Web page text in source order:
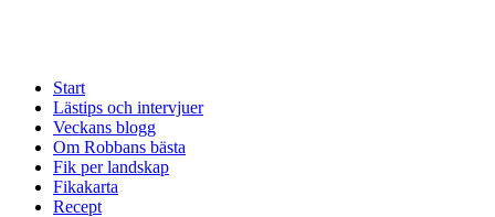
Start
Lästips och intervjuer
Veckans blogg
Om Robbans bästa
Fik per landskap
Fikakarta
Recept